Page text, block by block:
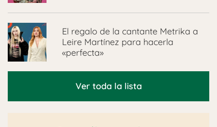
El regalo de la cantante Metrika a
Leire Martínez para hacerla
«perfecta»
Ver toda la lista